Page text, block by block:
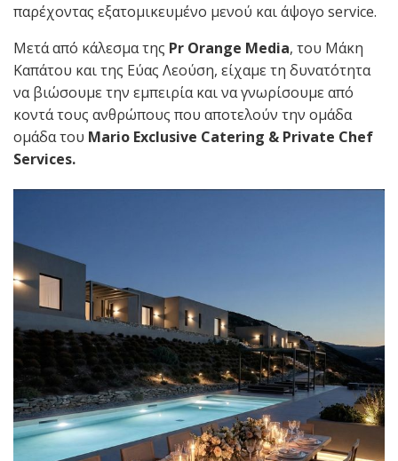
παρέχοντας εξατομικευμένο μενού και άψογο service.
Μετά από κάλεσμα της Pr Orange Media, του Μάκη
Καπάτου και της Εύας Λεούση, είχαμε τη δυνατότητα
να βιώσουμε την εμπειρία και να γνωρίσουμε από
κοντά τους ανθρώπους που αποτελούν την ομάδα
ομάδα του Mario Exclusive Catering & Private Chef
Services.